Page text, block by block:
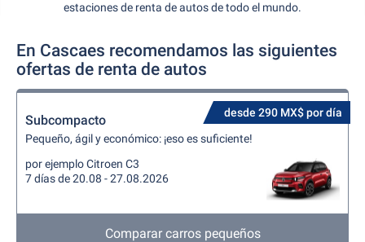
estaciones de renta de autos de todo el mundo.
En Cascaes recomendamos las siguientes
ofertas de renta de autos
desde 290 MX$ por día
Subcompacto
Pequeño, ágil y económico: ¡eso es suficiente!
por ejemplo Citroen C3
7 días de 20.08 - 27.08.2026
Comparar carros pequeños